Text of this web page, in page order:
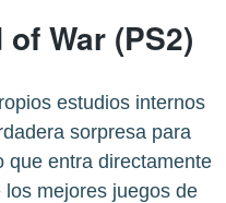
of War (PS2)
estudios internos
sorpresa para
que entra directamente
mejores juegos de